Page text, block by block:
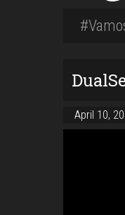
April 10,